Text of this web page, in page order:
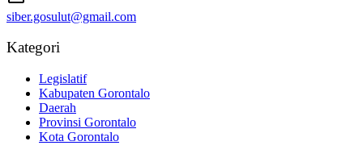
siber.gosulut@gmail.com
Kategori
Legislatif
Kabupaten Gorontalo
Daerah
Provinsi Gorontalo
Kota Gorontalo